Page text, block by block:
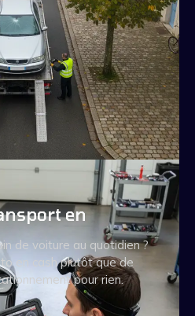
en
de voiture au quotidien ?
en cash plutôt que de
pour rien.